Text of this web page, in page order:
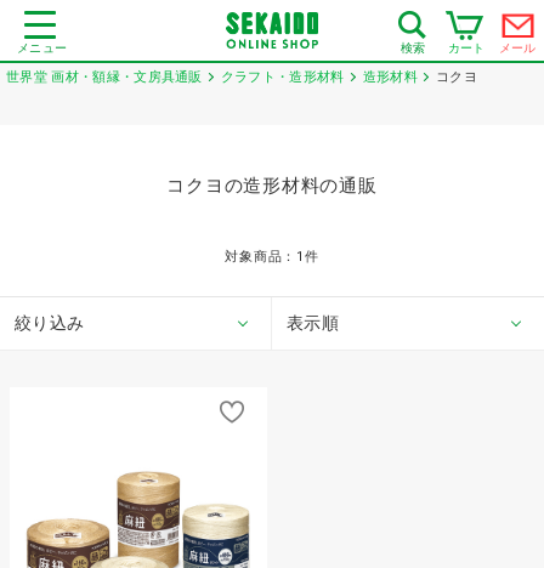
メニュー 検索 カート メール
世界堂 画材・額縁・文房具通販 クラフト・造形材料 造形材料 コクヨ
コクヨの造形材料の通販
対象商品： 1 件
絞り込み 表示順